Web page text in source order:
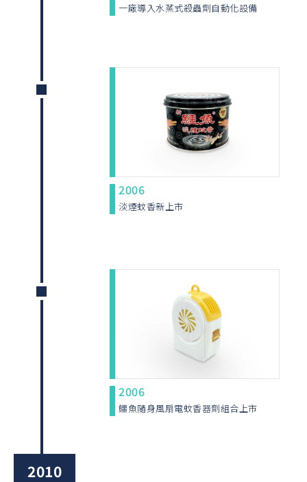
一廠導入水蒸式殺蟲劑自動化設備
2006
淡煙蚊香新上市
2006
鱷魚隨身風扇電蚊香器劑組合上市
2010